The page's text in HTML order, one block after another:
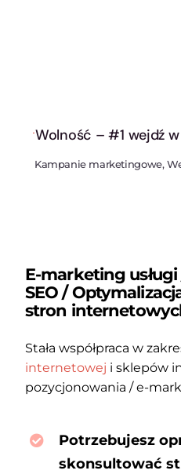
Wolność – #1 wejdź
Kampanie marketingowe,
E-marketing
SEO /
stron
Stała współpraca w
internetowej i sklepów
pozycjonowania / e-
Potrzebujesz
skonsultować